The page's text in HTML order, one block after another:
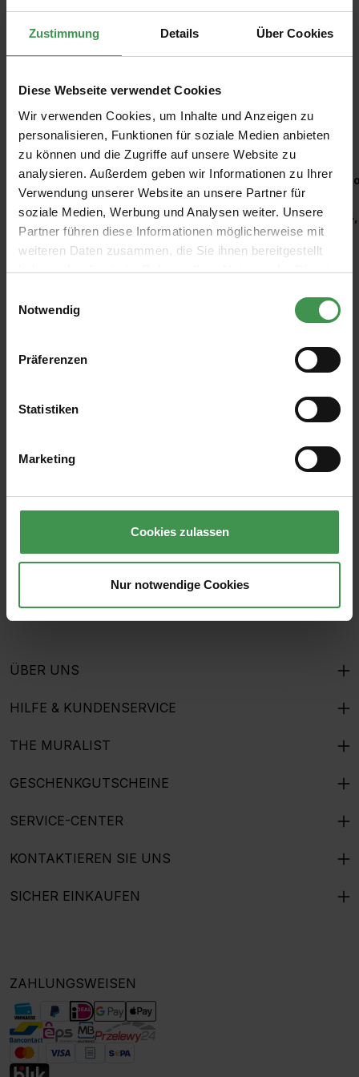
Zustimmung Details Über Cookies
Diese Webseite verwendet Cookies
Wir verwenden Cookies, um Inhalte und Anzeigen zu
personalisieren, Funktionen für soziale Medien anbieten
zu können und die Zugriffe auf unsere Website zu
analysieren. Außerdem geben wir Informationen zu Ihrer
Verwendung unserer Website an unsere Partner für
soziale Medien, Werbung und Analysen weiter. Unsere
Partner führen diese Informationen möglicherweise mit
weiteren Daten zusammen, die Sie ihnen bereitgestellt
haben oder die sie im Rahmen Ihrer Nutzung der Dienste
Notwendig
Präferenzen
Statistiken
Marketing
Cookies zulassen
Nur notwendige Cookies
Empfohlenes Zubehör
Produktgalerie überspringen
Kleisterroller
6,97 €
E-Mail-Adresse*
Ich habe dieDatenschutzbestimmungenzur Kenntnis
einverstanden.
ÜBER UNS
HILFE & KUNDENSERVICE
THE MURALIST
GESCHENKGUTSCHEINE
SERVICE-CENTER
KONTAKTIEREN SIE UNS
SICHER EINKAUFEN
ZAHLUNGSWEISEN